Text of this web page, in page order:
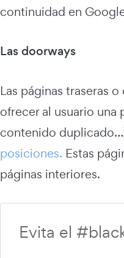
continuidad en
Las doorways
Las páginas traseras
ofrecer al usuario una
contenido
posiciones. Estas
páginas interiores.
Evita el